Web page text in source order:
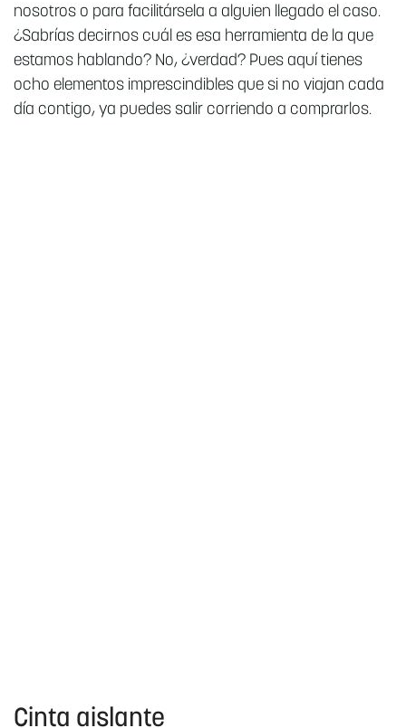
nosotros o para facilitársela a alguien llegado el caso.
¿Sabrías decirnos cuál es esa herramienta de la que
estamos hablando? No, ¿verdad? Pues aquí tienes
ocho elementos imprescindibles que si no viajan cada
día contigo, ya puedes salir corriendo a comprarlos.
Cinta aislante